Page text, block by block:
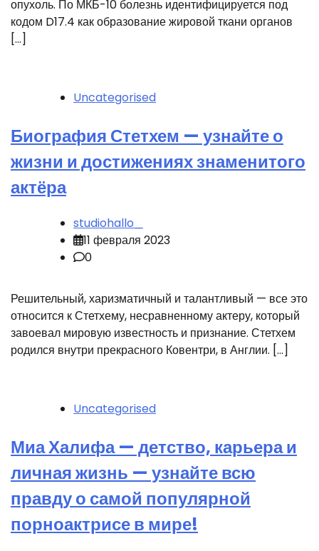
опухоль. По МКБ-10 болезнь идентифицируется под
кодом D17.4 как образование жировой ткани органов
[…]
Uncategorised
Биография Стетхем — узнайте о
жизни и достижениях знаменитого
актёра
studiohallo_
11 февраля 2023
0
Решительный, харизматичный и талантливый — все это
относится к Стетхему, несравненному актеру, который
завоевал мировую известность и признание. Стетхем
родился внутри прекрасного Ковентри, в Англии. […]
Uncategorised
Миа Халифа — детство, карьера и
личная жизнь — узнайте всю
правду о самой популярной
порноактрисе в мире!